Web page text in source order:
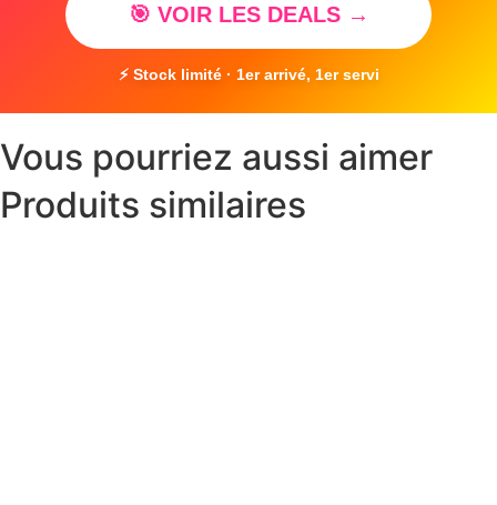
🎯 VOIR LES DEALS →
⚡ Stock limité · 1er arrivé, 1er servi
Vous pourriez aussi aimer
Produits similaires